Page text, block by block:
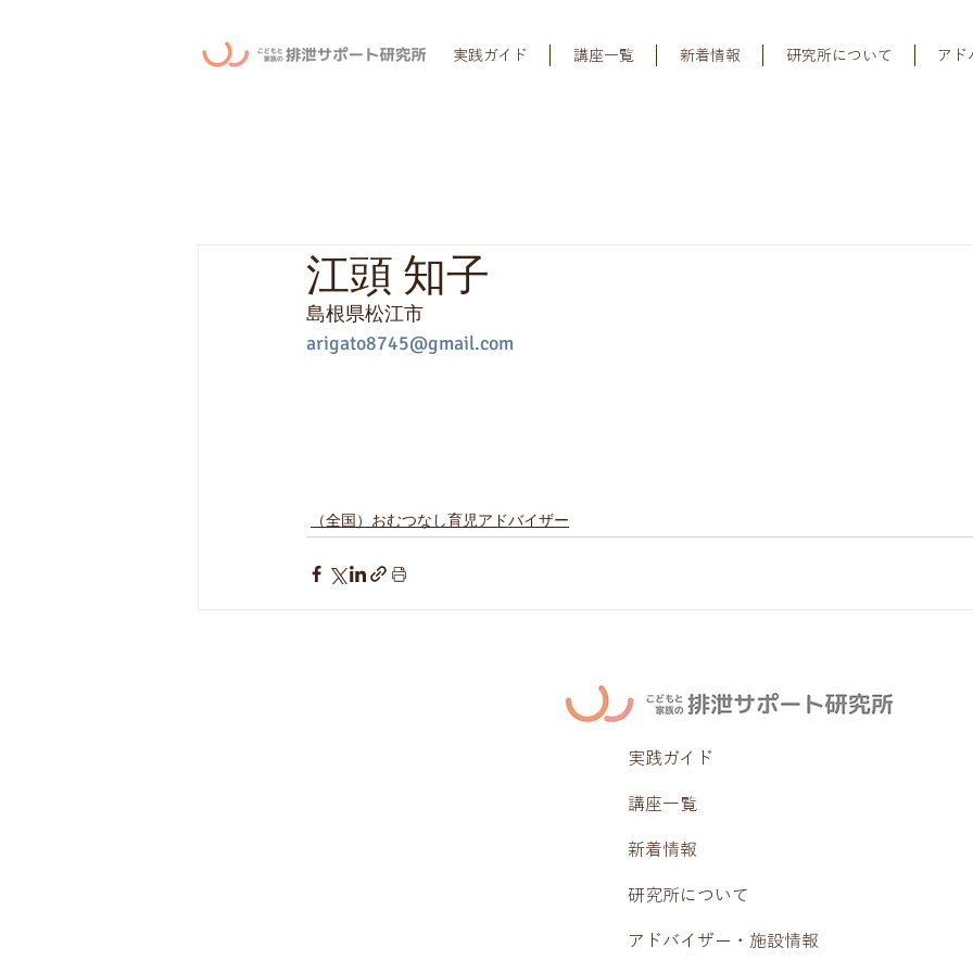
実践ガイド 講座一覧 新着情報 研究所について アド
江頭 知子
島根県松江市
arigato8745@gmail.com
（全国）おむつなし育児アドバイザー
実践ガイド
講座一覧
新着情報
研究所について
アドバイザー・施設情報